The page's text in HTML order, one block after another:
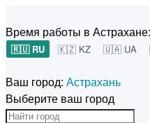
Время работы в Астрахане:
🇷🇺 RU 🇰🇿 KZ 🇺🇦 UA
Ваш город: Астрахань
Выберите ваш город